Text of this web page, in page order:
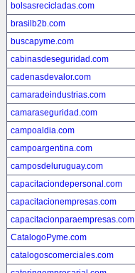
bolsasrecicladas.com
brasilb2b.com
buscapyme.com
cabinasdeseguridad.com
cadenasdevalor.com
camaradeindustrias.com
camaraseguridad.com
campoaldia.com
campoargentina.com
camposdeluruguay.com
capacitaciondepersonal.com
capacitacionempresas.com
capacitacionparaempresas.com
CatalogoPyme.com
catalogoscomerciales.com